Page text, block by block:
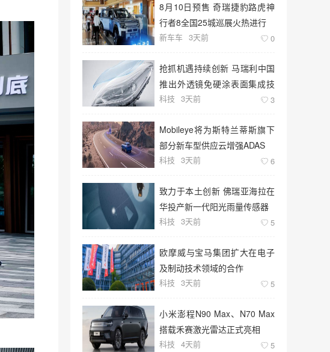
8月10日预售 奇瑞捷豹路虎神
行者8全国25城巡展火热进行
新车车 3天前 0
抢抓机遇持续创新 马瑞利中国
推出外透镜免硬涂表面集成技
术
科技 3天前 3
Mobileye将为斯特兰蒂斯旗下
部分新车型供应云增强ADAS
科技 3天前 6
致力于本土创新 佛瑞亚海拉在
华投产新一代阳光雨量传感器
科技 3天前 5
欧摩威与宝马集团扩大在电子
及制动技术领域的合作
科技 3天前 5
小米澎程N90 Max、N70 Max
搭载禾赛激光雷达正式亮相
科技 4天前 5